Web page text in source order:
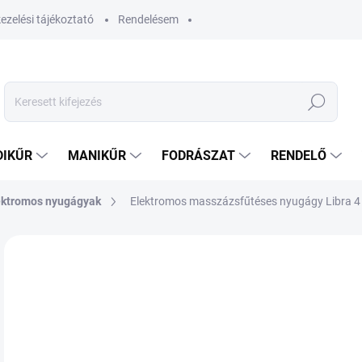
tájékoztató Rendelésem
Keresés
MANIKŰR FODRÁSZAT RENDELŐ
nyugágyak Elektromos masszázsfűtéses nyugágy Libra 4